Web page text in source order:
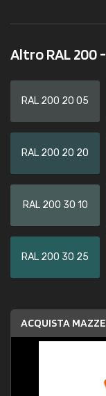
Altro RAL 200
RAL 200 20 05
RAL 200 20 20
RAL 200 30 10
RAL 200 30 25
ACQUISTA